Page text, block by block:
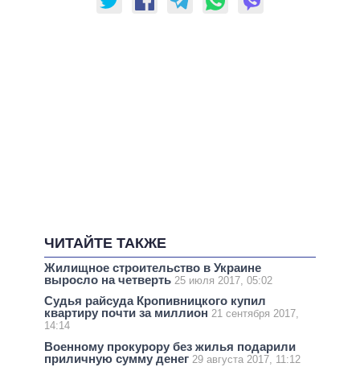
ЧИТАЙТЕ ТАКЖЕ
Жилищное строительство в Украине
выросло на четверть 25 июля 2017, 05:02
Судья райсуда Кропивницкого купил
квартиру почти за миллион 21 сентября 2017,
14:14
Военному прокурору без жилья подарили
приличную сумму денег 29 августа 2017, 11:12